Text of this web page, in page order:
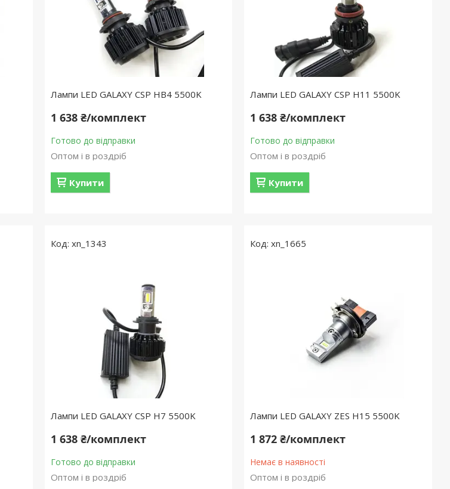
Лампи LED GALAXY CSP HB4 5500K
1 638 ₴/комплект
Готово до відправки
Оптом і в роздріб
Купити
Лампи LED GALAXY CSP H11 5500K
1 638 ₴/комплект
Готово до відправки
Оптом і в роздріб
Купити
xn_1343
Лампи LED GALAXY CSP H7 5500K
1 638 ₴/комплект
Готово до відправки
Оптом і в роздріб
xn_1665
Лампи LED GALAXY ZES H15 5500K
1 872 ₴/комплект
Немає в наявності
Оптом і в роздріб